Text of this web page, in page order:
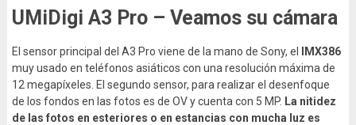
UMiDigi A3 Pro – Veamos su cámara
El sensor principal del A3 Pro viene de la mano de Sony, el
IMX386
muy usado en teléfonos asiáticos con una resolución máxima de
12 megapíxeles. El segundo sensor, para realizar el desenfoque
de los fondos en las fotos es de OV y cuenta con 5 MP. La nitidez
de las fotos en esteriores o en estancias con mucha luz es